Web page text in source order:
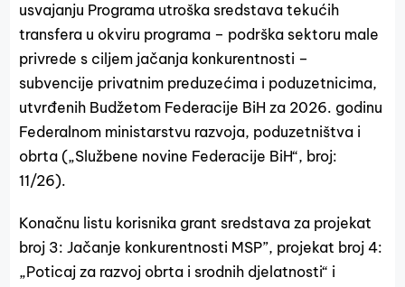
usvajanju Programa utroška sredstava tekućih
transfera u okviru programa – podrška sektoru male
privrede s ciljem jačanja konkurentnosti –
subvencije privatnim preduzećima i poduzetnicima,
utvrđenih Budžetom Federacije BiH za 2026. godinu
Federalnom ministarstvu razvoja, poduzetništva i
obrta („Službene novine Federacije BiH“, broj:
11/26).
Konačnu listu korisnika grant sredstava za projekat
broj 3: Jačanje konkurentnosti MSP”, projekat broj 4:
„Poticaj za razvoj obrta i srodnih djelatnosti“ i